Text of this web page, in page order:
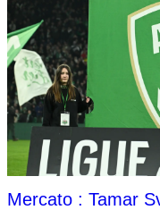
Mercato : Tamar